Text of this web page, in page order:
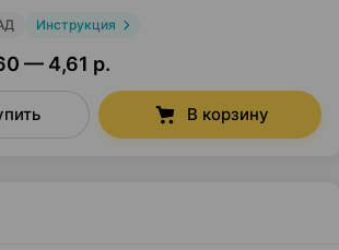
Инструкция
— 4,61 р.
В корзину